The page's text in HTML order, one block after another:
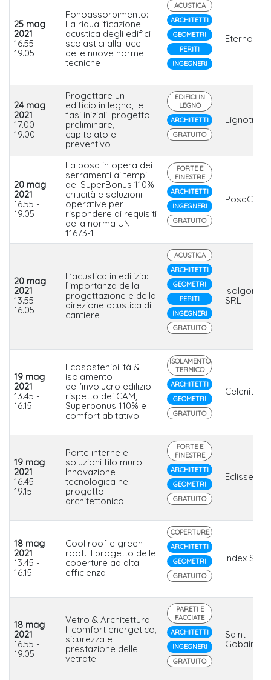
25 mag
2021
16.55 -
19.05
Fonoassorbimento:
La riqualificazione
acustica degli edifici
scolastici alla luce
delle nuove norme
tecniche
ACUSTICA
ARCHITETTI
GEOMETRI
PERITI
INGEGNERI
Eterno
24 mag
2021
17.00 -
19.00
Progettare un
edificio in legno, le
fasi iniziali: progetto
preliminare,
capitolato e
preventivo
EDIFICI IN
LEGNO
ARCHITETTI
GRATUITO
Lignotrend
20 mag
2021
16.55 -
19.05
La posa in opera dei
serramenti ai tempi
del SuperBonus 110%:
criticità e soluzioni
operative per
rispondere ai requisiti
della norma UNI
11673-1
PORTE E
FINESTRE
ARCHITETTI
INGEGNERI
GRATUITO
PosaClima
20 mag
2021
13.55 -
16.05
L’acustica in edilizia:
l’importanza della
progettazione e della
direzione acustica di
cantiere
ACUSTICA
ARCHITETTI
GEOMETRI
PERITI
INGEGNERI
GRATUITO
SRL
19 mag
2021
13.45 -
16.15
Ecosostenibilità &
isolamento
dell'involucro edilizio:
rispetto dei CAM,
Superbonus 110% e
comfort abitativo
ISOLAMENTO
TERMICO
ARCHITETTI
GEOMETRI
GRATUITO
Celenit
19 mag
2021
16.45 -
19.15
Porte interne e
soluzioni filo muro.
Innovazione
tecnologica nel
progetto
architettonico
PORTE E
FINESTRE
ARCHITETTI
GEOMETRI
GRATUITO
Eclisse
18 mag
2021
13.45 -
16.15
Cool roof e green
roof. Il progetto delle
coperture ad alta
efficienza
COPERTURE
ARCHITETTI
GEOMETRI
GRATUITO
Index Spa
18 mag
2021
16.55 -
19.05
Vetro & Architettura.
Il comfort energetico,
sicurezza e
prestazione delle
vetrate
PARETI E
FACCIATE
ARCHITETTI
INGEGNERI
GRATUITO
Saint-
Gobain